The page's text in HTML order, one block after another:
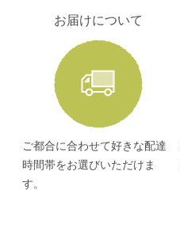
お届けについて
ご都合に合わせて好きな配達
時間帯をお選びいただけま
す。